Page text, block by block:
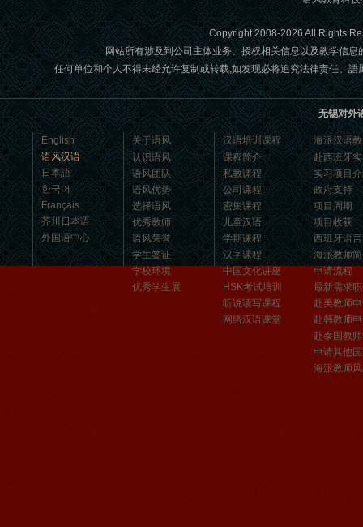
语风汉语学生Jennifer
我叫Jennifer，我非常喜欢在语风汉语无
锡校学习汉语，这是一个非常好的学习
汉语和交朋友的好地方。 ...
Copyright 2008-2026 All Rights
网站所有涉及到公司主体业务、授权相关信息以及教学信
任何单位和个人不得未经允许复制或转载,如发现必将追究法律责任。
无锡对外
English
语风汉语
日本語
한국어
Français
芥川日本语
外国语中心
关于语风
认识语风
语风团队
语风优势
选择语风
优秀教师
语风荣誉
学生签证
学校环境
优秀学生展
汉语培训课程
课程简介
私教课程
公司课程
密集课程
儿童汉语
学期课程
汉字课程
中国文化讲座
HSK考试培训
听说读写课程
网络汉语课堂
海派汉语
赴西班牙
实习项目
政府支持
项目周期
项目收获
西班牙语
海派教师
申请流程
最新需求
赴美教师
赴韩教师
赴泰国教
申请其他
海派教师